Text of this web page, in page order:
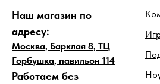
Наш магазин по
адресу:
Москва, Барклая 8, ТЦ
Горбушка, павильон 114
Работаем без